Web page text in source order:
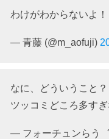
わけがわからないよ！
— 青藤 (@m_aofuji)
なに、どういうこと？
ツッコミどころ多すぎ
— フォーチュンらう